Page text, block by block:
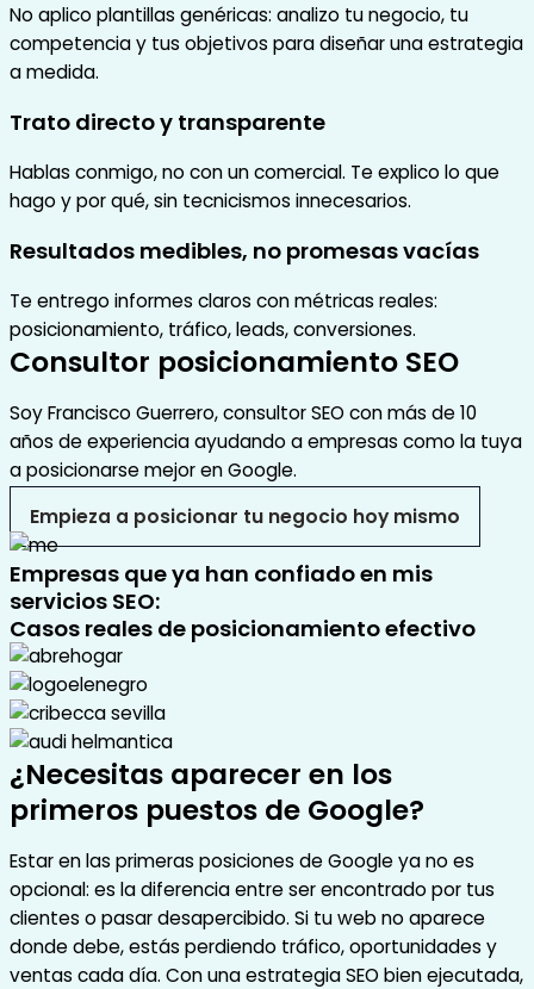
No aplico plantillas genéricas: analizo tu negocio, tu
competencia y tus objetivos para diseñar una estrategia
a medida.
Trato directo y transparente
Hablas conmigo, no con un comercial. Te explico lo que
hago y por qué, sin tecnicismos innecesarios.
Resultados medibles, no promesas vacías
Te entrego informes claros con métricas reales:
posicionamiento, tráfico, leads, conversiones.
Consultor posicionamiento SEO
Soy Francisco Guerrero, consultor SEO con más de 10
años de experiencia ayudando a empresas como la tuya
a posicionarse mejor en Google.
Empieza a posicionar tu negocio hoy mismo
Empresas que ya han confiado en mis
servicios SEO:
Casos reales de posicionamiento efectivo
¿Necesitas aparecer en los
primeros puestos de Google?
Estar en las primeras posiciones de Google ya no es
opcional: es la diferencia entre ser encontrado por tus
clientes o pasar desapercibido. Si tu web no aparece
donde debe, estás perdiendo tráfico, oportunidades y
ventas cada día. Con una estrategia SEO bien ejecutada,